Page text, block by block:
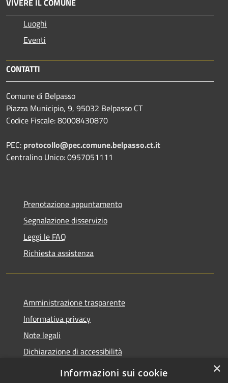
VIVERE IL COMUNE
Luoghi
Eventi
CONTATTI
Comune di Belpasso
Piazza Municipio, 9, 95032 Belpasso CT
Codice Fiscale: 80008430870
PEC: protocollo@pec.comune.belpasso.ct.it
Centralino Unico: 0957051111
Prenotazione appuntamento
Segnalazione disservizio
Leggi le FAQ
Richiesta assistenza
Amministrazione trasparente
Informativa privacy
Note legali
Dichiarazione di accessibilità
×
Informazioni sui cookie